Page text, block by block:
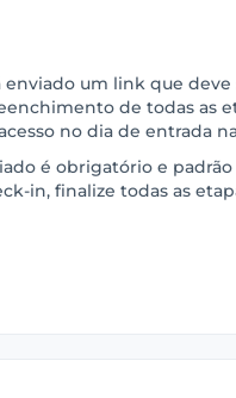
enviado um link que
de todas as
no dia de entrada
é obrigatório e padrão
in, finalize todas as